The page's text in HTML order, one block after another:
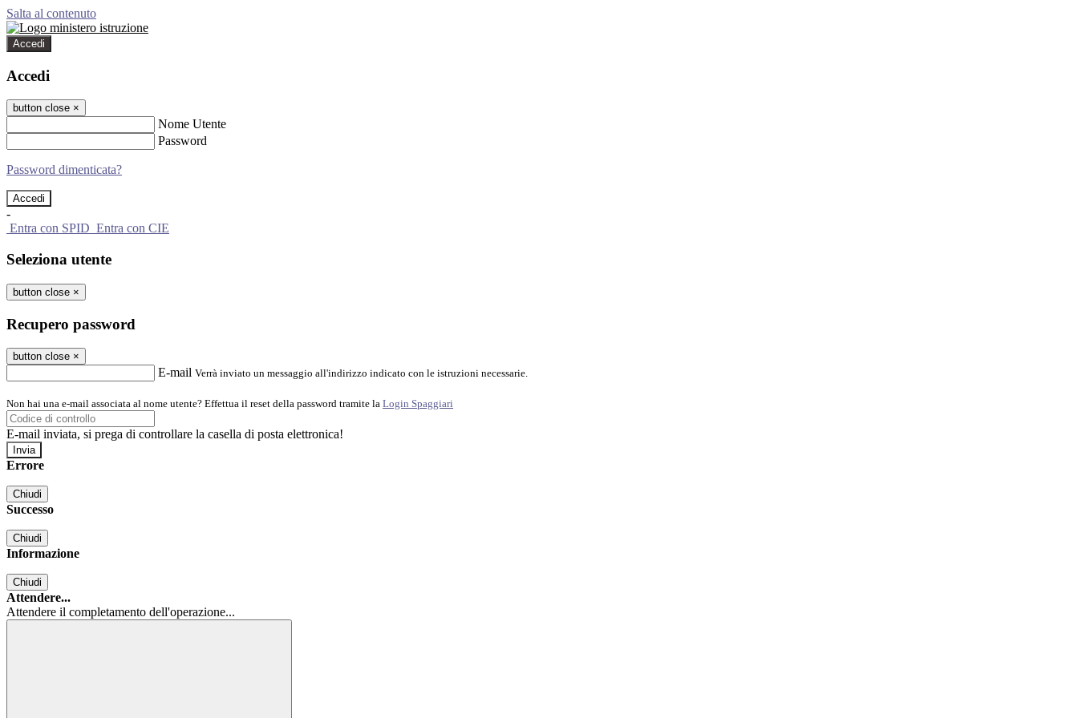
Salta al contenuto
Accedi
Accedi
button close ×
Nome Utente
Password
Password dimenticata?
-
Entra con SPID Entra con CIE
Seleziona utente
button close ×
Recupero password
button close ×
E-mail Verrà inviato un messaggio all'indirizzo indicato con le istruzioni necessarie.
Non hai una e-mail associata al nome utente? Effettua il reset della password tramite la Login Spaggiari
E-mail inviata, si prega di controllare la casella di posta elettronica!
Errore
Chiudi
Successo
Chiudi
Informazione
Chiudi
Attendere...
Attendere il completamento dell'operazione...